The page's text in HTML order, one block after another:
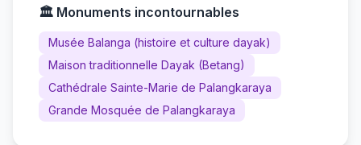
🏛️ Monuments incontournables
Musée Balanga (histoire et culture dayak)
Maison traditionnelle Dayak (Betang)
Cathédrale Sainte-Marie de Palangkaraya
Grande Mosquée de Palangkaraya